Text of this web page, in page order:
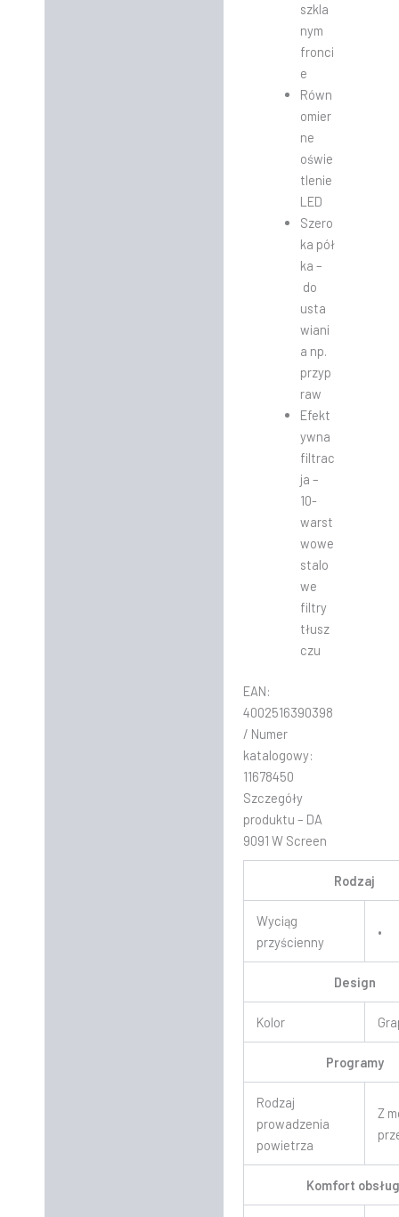
szkla
nym
fronci
e
Równ
omier
ne
oświe
tlenie
LED
Szero
ka pół
ka –
do
usta
wiani
a np.
przyp
raw
Efekt
ywna
filtrac
ja –
10-
warst
wowe
stalo
we
filtry
tłusz
czu
EAN:
4002516390398
/ Numer
katalogowy:
11678450
Szczegóły
produktu – DA
9091 W Screen
Rodzaj
Wyciąg
przyścienny
•
Design
Kolor
Programy
Rodzaj
prowadzenia
powietrza
Z
Komfort